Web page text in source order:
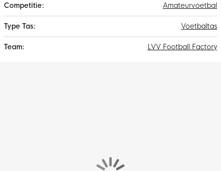
Amateurvoetbal
Voetbaltas
LVV Football Factory